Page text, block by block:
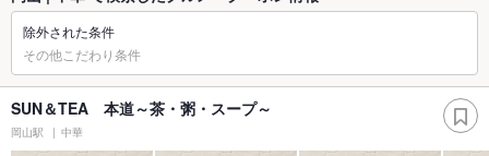
除外された条件
その他こだわり条件
SUN＆TEA 本道～茶・粥・スープ～
岡山駅 中華